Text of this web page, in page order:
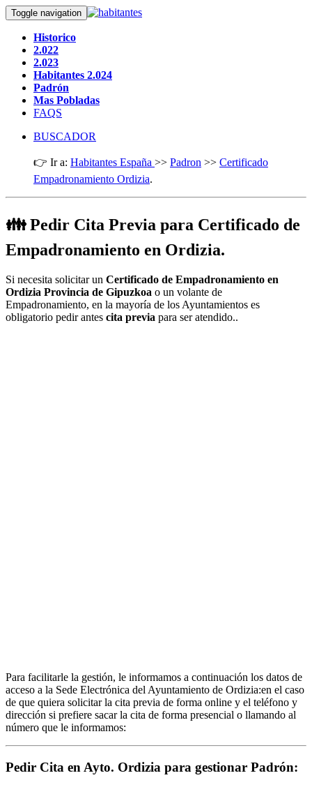
Toggle navigation
Historico
2.022
2.023
Habitantes 2.024
Padrón
Mas Pobladas
FAQS
BUSCADOR
👉 Ir a: Habitantes España >> Padron >> Certificado
Empadronamiento Ordizia.
👪 Pedir Cita Previa para Certificado de
Empadronamiento en Ordizia.
Si necesita solicitar un Certificado de Empadronamiento en
Ordizia Provincia de Gipuzkoa o un volante de
Empadronamiento, en la mayoría de los Ayuntamientos es
obligatorio pedir antes cita previa para ser atendido..
Para facilitarle la gestión, le informamos a continuación los datos de
acceso a la Sede Electrónica del Ayuntamiento de Ordizia:en el caso
de que quiera solicitar la cita previa de forma online y el teléfono y
dirección si prefiere sacar la cita de forma presencial o llamando al
número que le informamos:
Pedir Cita en Ayto. Ordizia para gestionar Padrón: